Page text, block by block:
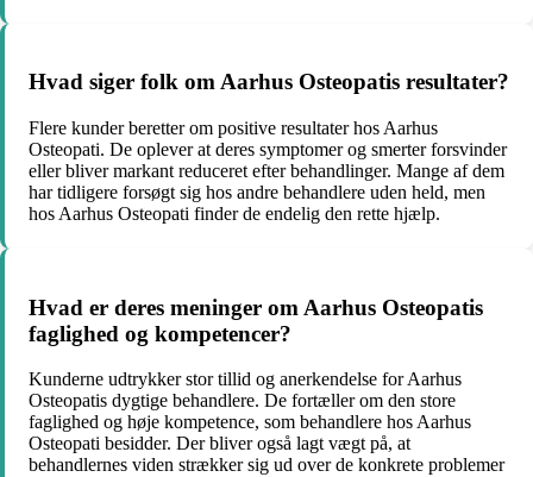
Hvad siger folk om Aarhus Osteopatis resultater?
Flere kunder beretter om positive resultater hos Aarhus
Osteopati. De oplever at deres symptomer og smerter forsvinder
eller bliver markant reduceret efter behandlinger. Mange af dem
har tidligere forsøgt sig hos andre behandlere uden held, men
hos Aarhus Osteopati finder de endelig den rette hjælp.
Hvad er deres meninger om Aarhus Osteopatis
faglighed og kompetencer?
Kunderne udtrykker stor tillid og anerkendelse for Aarhus
Osteopatis dygtige behandlere. De fortæller om den store
faglighed og høje kompetence, som behandlere hos Aarhus
Osteopati besidder. Der bliver også lagt vægt på, at
behandlernes viden strækker sig ud over de konkrete problemer